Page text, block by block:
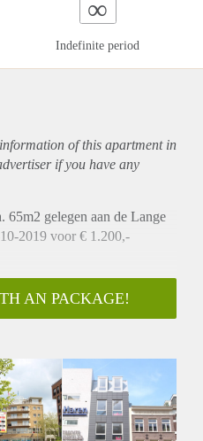
∞
Indefinite period
of this apartmentin
if you have any
65m2 gelegen aan de Lange
2019 voor € 1.200,-
de Lange Koestraat in het
is gelegen op de eerste
Middels openslaande
dakterras van ca. 12m2.
slaapkamer gelegen en de
toilet en wasmachine
AN PACKAGE!